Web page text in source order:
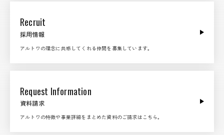
Recruit
採用情報
アルトワの理念に共感してくれる仲間を募集しています。
Request Information
資料請求
アルトワの特徴や事業詳細をまとめた資料のご請求はこちら。